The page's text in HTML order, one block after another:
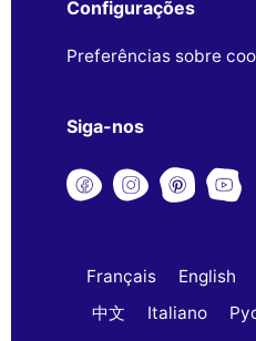
Configurações
Preferências sobre
Siga-nos
Français English
中文
Italiano